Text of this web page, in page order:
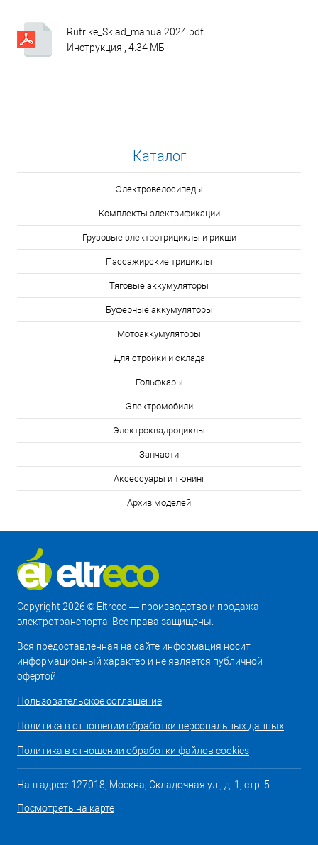
Rutrike_Sklad_manual2024.pdf
Инструкция , 4.34 МБ
Каталог
Электровелосипеды
Комплекты электрификации
Грузовые электротрициклы и рикши
Пассажирские трициклы
Тяговые аккумуляторы
Буферные аккумуляторы
Мотоаккумуляторы
Для стройки и склада
Гольфкары
Электромобили
Электроквадроциклы
Запчасти
Аксессуары и тюнинг
Архив моделей
Copyright 2026 © Eltreco — производство и продажа
электротранспорта. Все права защищены.
Вся предоставленная на сайте информация носит
информационный характер и не является публичной
офертой.
Пользовательское соглашение
Политика в отношении обработки персональных данных
Политика в отношении обработки файлов cookies
Наш адрес: 127018, Москва, Складочная ул., д. 1, стр. 5
Посмотреть на карте